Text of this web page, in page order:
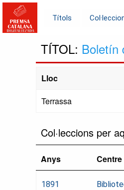
Títols
TÍTOL: Boletín
Lloc
Terrassa
Col·leccions per
Anys Centre
1891